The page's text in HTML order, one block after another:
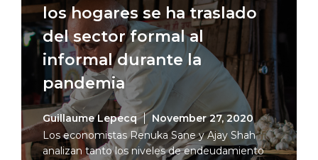
los hogares se ha traslado
del sector formal al
informal durante la
pandemia
Guillaume Lepecq
November 27, 2020
Los economistas Renuka Sane y Ajay Shah
analizan tanto los niveles de endeudamiento